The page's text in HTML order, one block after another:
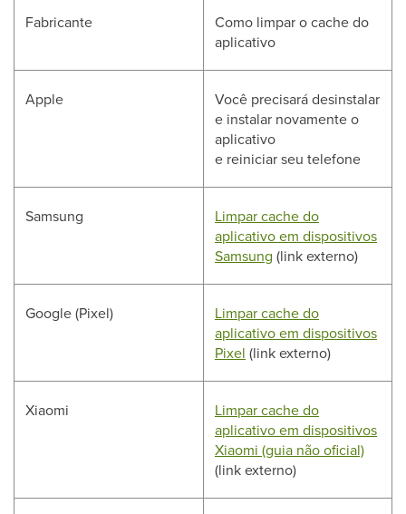
Fabricante
Como limpar o cache do
aplicativo
Apple
Você precisará desinstalar
e instalar novamente o
aplicativo
e reiniciar seu telefone
Samsung
Limpar cache do
aplicativo em dispositivos
Samsung (link externo)
Google (Pixel)
Limpar cache do
aplicativo em dispositivos
Pixel (link externo)
Xiaomi
Limpar cache do
aplicativo em dispositivos
Xiaomi (guia não oficial)
(link externo)